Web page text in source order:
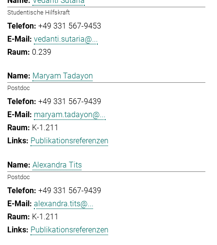
Studentische Hilfskraft
+49 331 567-9453
vedanti.sutaria@...
0.239
Maryam Tadayon
Postdoc
+49 331 567-9439
maryam.tadayon@...
K-1.211
Publikationsreferenzen
Alexandra Tits
Postdoc
+49 331 567-9439
alexandra.tits@...
K-1.211
Publikationsreferenzen